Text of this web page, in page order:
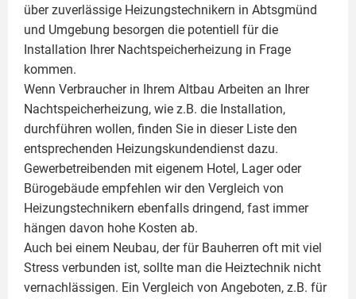
über zuverlässige Heizungstechnikern in Abtsgmünd
und Umgebung besorgen die potentiell für die
Installation Ihrer Nachtspeicherheizung in Frage
kommen.
Wenn Verbraucher in Ihrem Altbau Arbeiten an Ihrer
Nachtspeicherheizung, wie z.B. die Installation,
durchführen wollen, finden Sie in dieser Liste den
entsprechenden Heizungskundendienst dazu.
Gewerbetreibenden mit eigenem Hotel, Lager oder
Bürogebäude empfehlen wir den Vergleich von
Heizungstechnikern ebenfalls dringend, fast immer
hängen davon hohe Kosten ab.
Auch bei einem Neubau, der für Bauherren oft mit viel
Stress verbunden ist, sollte man die Heiztechnik nicht
vernachlässigen. Ein Vergleich von Angeboten, z.B. für